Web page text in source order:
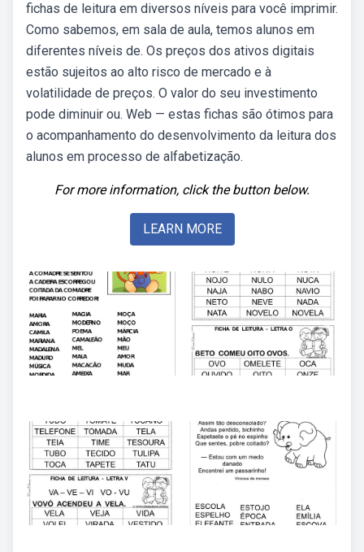
fichas de leitura em diversos níveis para você imprimir.
Como sabemos, em sala de aula, temos alunos em
diferentes níveis de. Os preços dos ativos digitais
estão sujeitos ao alto risco de mercado e à
volatilidade de preços. O valor do seu investimento
pode diminuir ou. Web — estas fichas são ótimos para
o acompanhamento do desenvolvimento da leitura dos
alunos em processo de alfabetização.
For more information, click the button below.
LEARN MORE